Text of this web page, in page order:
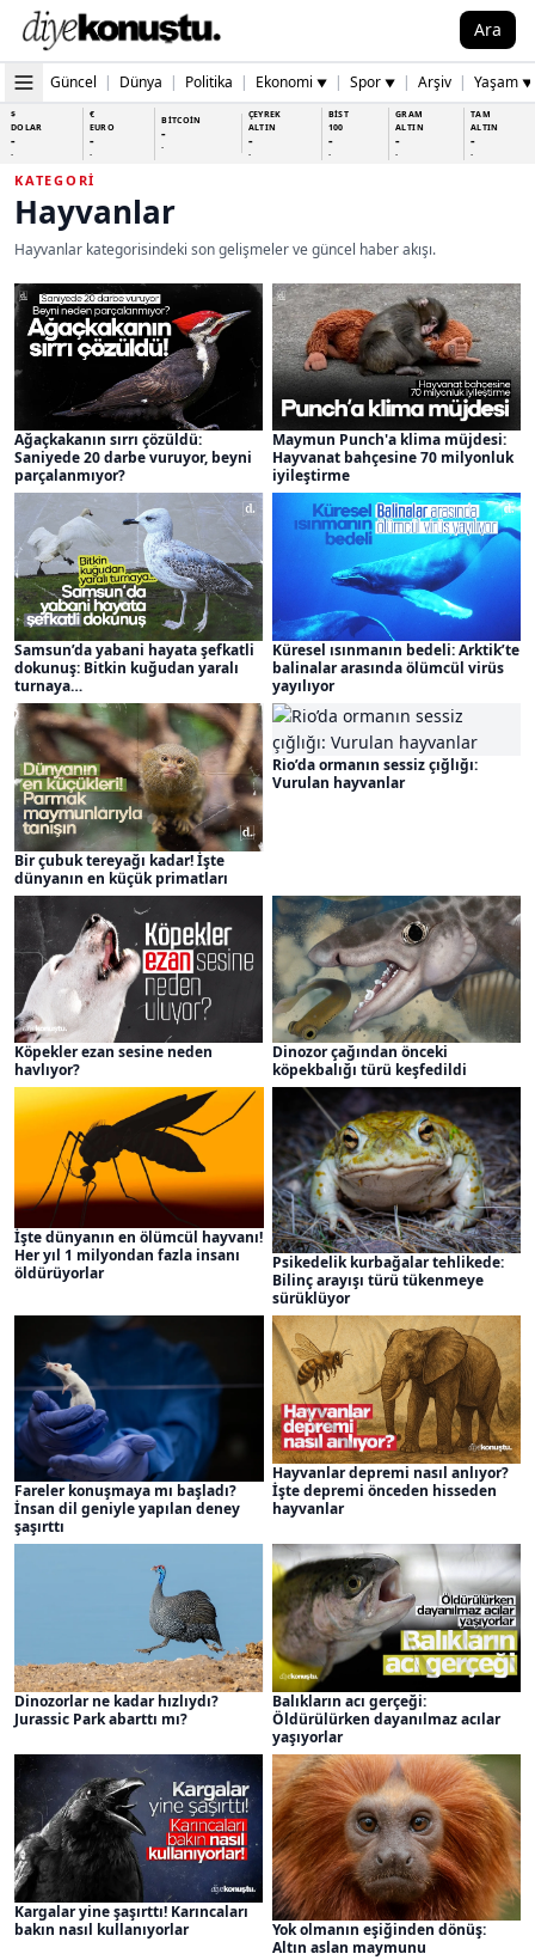
Ara
Güncel | Dünya | Politika | Ekonomi ▼ | Spor ▼ | Arşiv | Yaşam ▼
$
DOLAR
-
-
€
EURO
-
-
BİTCOİN
-
-
ÇEYREK
ALTIN
-
-
BİST
100
-
-
GRAM
ALTIN
-
-
TAM
ALTIN
-
-
KATEGORI
Hayvanlar
Hayvanlar kategorisindeki son gelişmeler ve güncel haber akışı.
Ağaçkakanın sırrı çözüldü:
Saniyede 20 darbe vuruyor, beyni
parçalanmıyor?
Maymun Punch'a klima müjdesi:
Hayvanat bahçesine 70 milyonluk
iyileştirme
Samsun’da yabani hayata şefkatli
dokunuş: Bitkin kuğudan yaralı
turnaya…
Küresel ısınmanın bedeli: Arktik’te
balinalar arasında ölümcül virüs
yayılıyor
Bir çubuk tereyağı kadar! İşte
dünyanın en küçük primatları
Rio’da ormanın sessiz çığlığı:
Vurulan hayvanlar
Köpekler ezan sesine neden
havlıyor?
Dinozor çağından önceki
köpekbalığı türü keşfedildi
İşte dünyanın en ölümcül hayvanı!
Her yıl 1 milyondan fazla insanı
öldürüyorlar
Psikedelik kurbağalar tehlikede:
Bilinç arayışı türü tükenmeye
sürüklüyor
Fareler konuşmaya mı başladı?
İnsan dil geniyle yapılan deney
şaşırttı
Hayvanlar depremi nasıl anlıyor?
İşte depremi önceden hisseden
hayvanlar
Dinozorlar ne kadar hızlıydı?
Jurassic Park abarttı mı?
Balıkların acı gerçeği:
Öldürülürken dayanılmaz acılar
yaşıyorlar
Kargalar yine şaşırttı! Karıncaları
bakın nasıl kullanıyorlar
Yok olmanın eşiğinden dönüş:
Altın aslan maymunu